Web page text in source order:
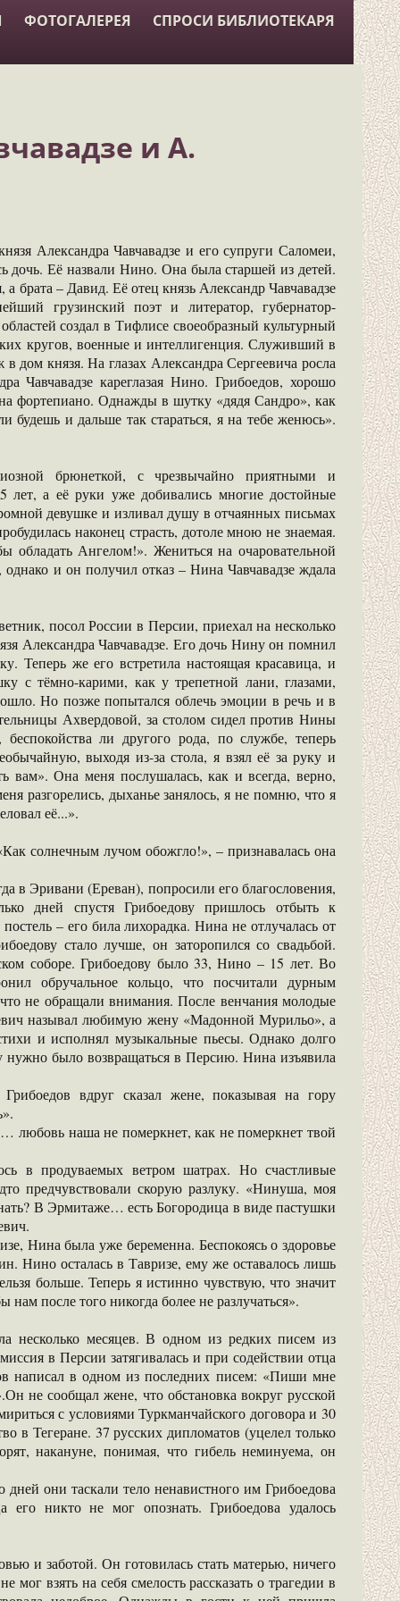
ФОТОГАЛЕРЕЯ СПРОСИ БИБЛИОТЕКАРЯ
и А.
Александра Чавчавадзе и его супруги Саломеи,
Её назвали Нино. Она была старшей из детей.
брата – Давид. Её отец князь Александр Чавчавадзе
грузинский поэт и литератор, губернатор-
создал в Тифлисе своеобразный культурный
кругов, военные и интеллигенция. Служивший в
дом князя. На глазах Александра Сергеевича росла
Чавчавадзе кареглазая Нино. Грибоедов, хорошо
фортепиано. Однажды в шутку «дядя Сандро», как
и дальше так стараться, я на тебе женюсь».
брюнеткой, с чрезвычайно приятными и
а её руки уже добивались многие достойные
девушке и изливал душу в отчаянных письмах
наконец страсть, дотоле мною не знаемая.
Ангелом!». Жениться на очаровательной
и он получил отказ – Нина Чавчавадзе ждала
посол России в Персии, приехал на несколько
Александра Чавчавадзе. Его дочь Нину он помнил
Теперь же его встретила настоящая красавица, и
с тёмно-карими, как у трепетной лани, глазами,
Но позже попытался облечь эмоции в речь и в
Ахвердовой, за столом сидел против Нины
ли другого рода, по службе, теперь
выходя из-за стола, я взял её за руку и
вам». Она меня послушалась, как и всегда, верно,
разгорелись, дыханье занялось, я не помню, что я
её...».
солнечным лучом обожгло!», – признавалась она
в Эривани (Ереван), попросили его благословения,
дней спустя Грибоедову пришлось отбыть к
– его била лихорадка. Нина не отлучалась от
стало лучше, он заторопился со свадьбой.
соборе. Грибоедову было 33, Нино – 15 лет. Во
обручальное кольцо, что посчитали дурным
не обращали внимания. После венчания молодые
называл любимую жену «Мадонной Мурильо», а
и исполнял музыкальные пьесы. Однако долго
было возвращаться в Персию. Нина изъявила
вдруг сказал жене, показывая на гору
любовь наша не померкнет, как не померкнет твой
в продуваемых ветром шатрах. Но счастливые
предчувствовали скорую разлуку. «Нинуша, моя
В Эрмитаже… есть Богородица в виде пастушки
Нина была уже беременна. Беспокоясь о здоровье
Нино осталась в Тавризе, ему же оставалось лишь
больше. Теперь я истинно чувствую, что значит
после того никогда более не разлучаться».
несколько месяцев. В одном из редких писем из
в Персии затягивалась и при содействии отца
написал в одном из последних писем: «Пиши мне
не сообщал жене, что обстановка вокруг русской
с условиями Туркманчайского договора и 30
в Тегеране. 37 русских дипломатов (уцелел только
накануне, понимая, что гибель неминуема, он
они таскали тело ненавистного им Грибоедова
никто не мог опознать. Грибоедова удалось
и заботой. Он готовилась стать матерью, ничего
взять на себя смелость рассказать о трагедии в